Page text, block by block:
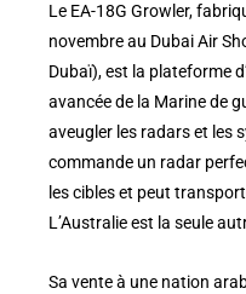
Le EA-18G Growler,
novembre au Dubai Air
Dubaï), est la plateforme
avancée de la Marine de
aveugler les radars et les
commande un radar
les cibles et peut
L’Australie est la seule
Sa vente à une nation